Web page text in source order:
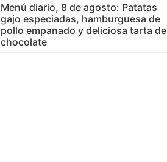
Menú diario, 8 de agosto: Patatas
gajo especiadas, hamburguesa de
pollo empanado y deliciosa tarta de
chocolate